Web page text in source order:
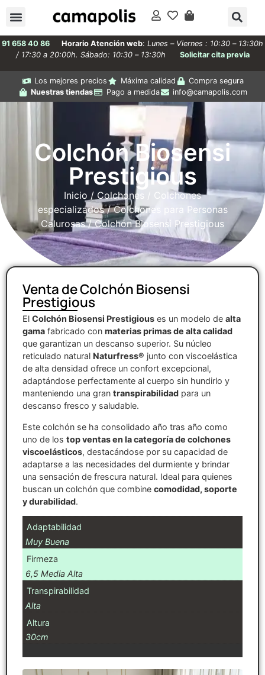
91 658 40 86 Horario Atención web: Lunes – Viernes : 10:30 – 13:30h
/ 17:30 a 20:00h. Sábado: 10:30 – 13:30h
Solicitar cita previa
Los mejores precios Máxima calidad
Compra segura
Nuestras tiendas
Pago a medida info@camapolis.com
Colchón Biosensi
Prestigious
Inicio / Colchones / Colchones
especializados/Colchones para Personas
Calurosas/ Colchón Biosensi Prestigious
Venta de Colchón Biosensi
Prestigious
El Colchón Biosensi Prestigious es un modelo de alta
gama fabricado con materias primas de alta calidad
que garantizan un descanso superior. Su núcleo
reticulado natural Naturfress® junto con viscoelástica
de alta densidad ofrece un confort excepcional,
adaptándose perfectamente al cuerpo sin hundirlo y
manteniendo una gran transpirabilidad para un
descanso fresco y saludable.
Este colchón se ha consolidado año tras año como
uno de los top ventas en la categoría de colchones
viscoelásticos, destacándose por su capacidad de
adaptarse a las necesidades del durmiente y brindar
una sensación de frescura natural. Ideal para quienes
buscan un colchón que combine comodidad, soporte
y durabilidad.
Adaptabilidad
Muy Buena
Firmeza
6,5 Media Alta
Transpirabilidad
Alta
Altura
30cm